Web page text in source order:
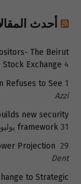
أحدث
The Beirut
Stock Exchange 4 أغسطس 2026
Refuses to See 1 أغسطس 2026
Azzi
new security
framework 31 يوليو 2026
Projection 29 يوليو 2026
Dent
to Strategic